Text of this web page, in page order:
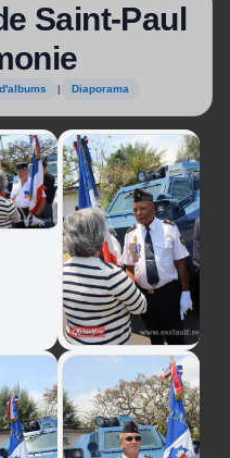
Saint-Paul
| Diaporama